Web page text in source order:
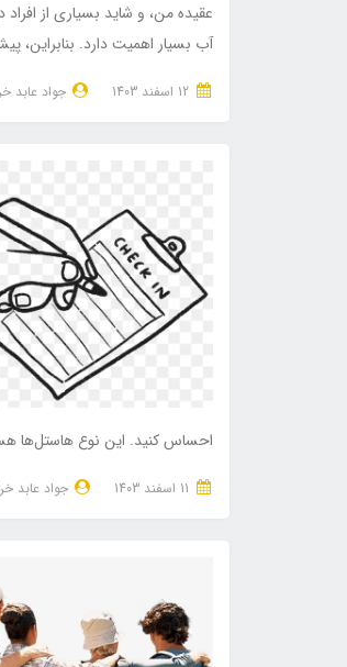
عقیده من، و شاید بسیاری از
آب بسیار اهمیت دارد. بنابراین،
جواد عابد
احساس کنید. این نوع هاستل‌ها
جواد عابد